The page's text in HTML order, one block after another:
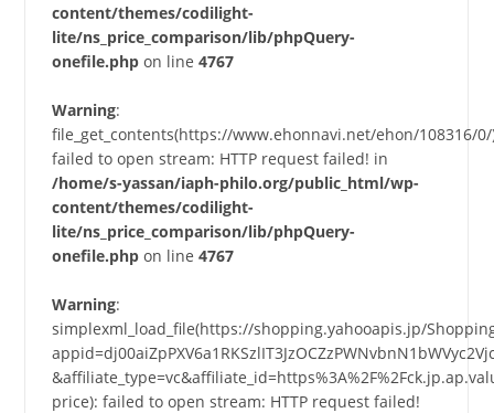
content/themes/codilight-
lite/ns_price_comparison/lib/phpQuery-
onefile.phpon line 4767
Warning:
file_get_contents(https://www.ehonnavi.net/ehon/108316/0/
failed to open stream: HTTP request failed! in
/home/s-yassan/iaph-philo.org/public_html/wp-
content/themes/codilight-
lite/ns_price_comparison/lib/phpQuery-
onefile.phpon line 4767
Warning:
simplexml_load_file(https://shopping.yahooapis.jp/
price): failed to open stream: HTTP request failed!